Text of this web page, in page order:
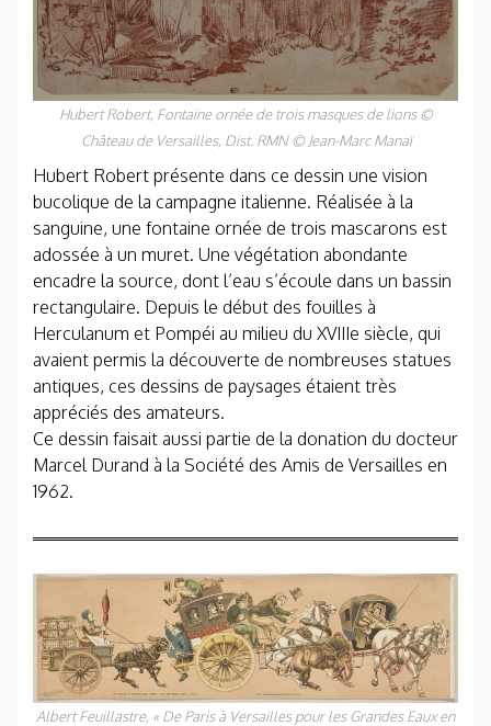
Hubert Robert, Fontaine ornée de trois masques de lions©
Château de Versailles, Dist. RMN © Jean-Marc Manaï
Hubert Robert présente dans ce dessin une vision
bucolique de la campagne italienne. Réalisée à la
sanguine, une fontaine ornée de trois mascarons est
adossée à un muret. Une végétation abondante
encadre la source, dont l’eau s’écoule dans un bassin
rectangulaire. Depuis le début des fouilles à
Herculanum et Pompéi au milieu du XVIIIe siècle, qui
avaient permis la découverte de nombreuses statues
antiques, ces dessins de paysages étaient très
appréciés des amateurs.
Ce dessin faisait aussi partie de la donation du docteur
Marcel Durand à la Société des Amis de Versailles en
1962.
Albert Feuillastre, « De Paris à Versailles pour les Grandes Eaux en